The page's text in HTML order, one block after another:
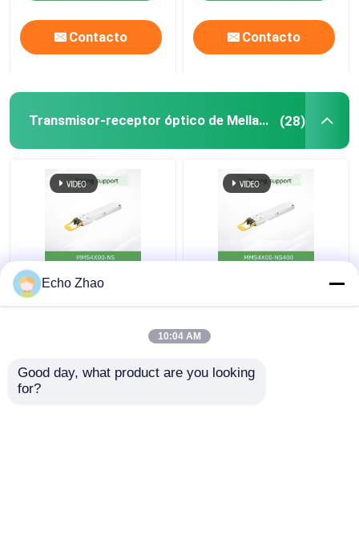
Contacto Contacto
Transmisor-receptor óptico de Mellanox (28)
MMS4X00-Ns 800gbps
Dos puertos OSfp
Transceptores Dr4 de
modo único con puerto
Echo Zhao
10:04 AM
Good day, what product are you looking
for?